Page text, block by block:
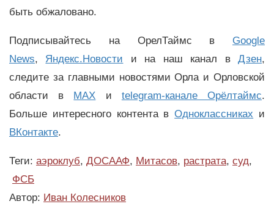
быть обжаловано.
Подписывайтесь на ОрелТаймс в Google
News, Яндекс.Новости и на наш канал вДзен,
следите за главными новостями Орла и Орловской
области в MAX и telegram-канале Орёлтаймс.
Больше интересного контента вОдноклассниках и
ВКонтакте.
Теги: аэроклуб, ДОСААФ, Митасов, растрата, суд,
ФСБ
Автор: Иван Колесников